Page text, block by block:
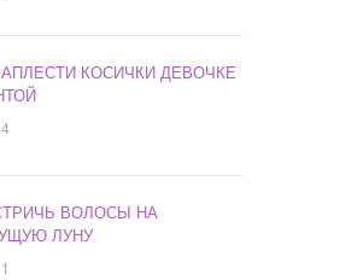
КОСИЧКИ ДЕВОЧКЕ
ВОЛОСЫ НА
ЛУНУ